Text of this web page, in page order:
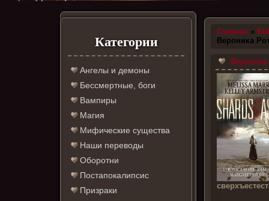
Категории
Ангелы и демоны
Бессмертные, боги
Вампиры
Магия
Мифические существа
Наши переводы
Оборотни
Постапокалипсис
Призраки
Главная »
Вероника